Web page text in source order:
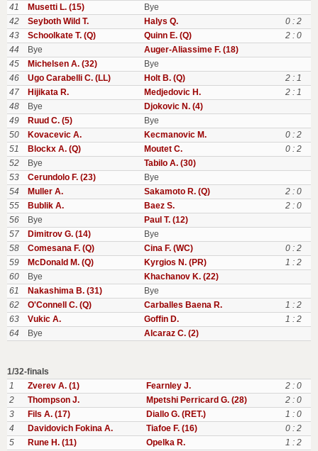
41
Musetti L. (15)
Bye
42
Seyboth Wild T. Halys Q.
0 : 2
43
Schoolkate T. (Q) Quinn E. (Q)
2 : 0
44
Bye
Auger-Aliassime F. (18)
45
Michelsen A. (32)
Bye
46
Ugo Carabelli C. (LL) Holt B. (Q)
2 : 1
47
Hijikata R. Medjedovic H.
2 : 1
48
Bye
Djokovic N. (4)
49
Ruud C. (5)
Bye
50
Kovacevic A. Kecmanovic M.
0 : 2
51
Blockx A. (Q) Moutet C.
0 : 2
52
Bye
Tabilo A. (30)
53
Cerundolo F. (23)
Bye
54
Muller A. Sakamoto R. (Q)
2 : 0
55
Bublik A. Baez S.
2 : 0
56
Bye
Paul T. (12)
57
Dimitrov G. (14)
Bye
58
Comesana F. (Q) Cina F. (WC)
0 : 2
59
McDonald M. (Q) Kyrgios N. (PR)
1 : 2
60
Bye
Khachanov K. (22)
61
Nakashima B. (31)
Bye
62
O'Connell C. (Q) Carballes Baena R.
1 : 2
63
Vukic A. Goffin D.
1 : 2
64
Bye Alcaraz C. (2)
1/32-finals
1
Zverev A. (1) Fearnley J.
2 : 0
2
Thompson J. Mpetshi Perricard G. (28)
2 : 0
3
Fils A. (17) Diallo G. (RET.)
1 : 0
4
Davidovich Fokina A. Tiafoe F. (16)
0 : 2
5
Rune H. (11) Opelka R.
1 : 2